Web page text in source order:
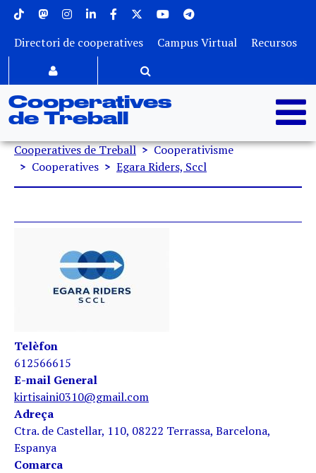
Vés al contingut
Menu superior
Directori de cooperatives Campus Virtual Recursos
Cooperatives
de Treball
Fil d'ariadna
Cooperatives de Treball
Cooperativisme
Cooperatives
Egara Riders, Sccl
Telèfon
612566615
E-mail General
kirtisaini0310@gmail.com
Adreça
Ctra. de Castellar, 110, 08222 Terrassa, Barcelona,
Espanya
Comarca